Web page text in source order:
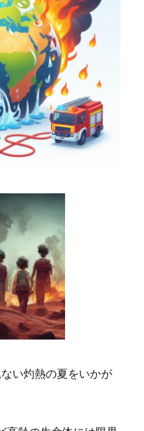
い灼熱の夏をいかが